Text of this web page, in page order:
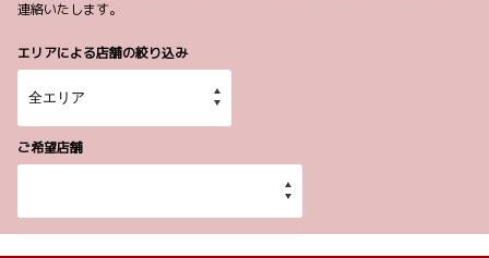
連絡いたします。
エリアによる店舗の絞り込み
ご希望店舗